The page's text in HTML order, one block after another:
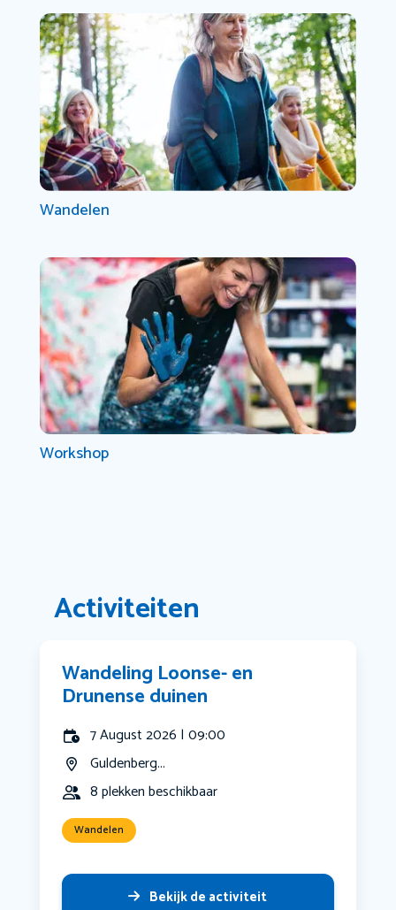
Wandelen
Workshop
Activiteiten
Wandeling Loonse- en
Drunense duinen
7 August 2026 | 09:00
Guldenberg...
8 plekken beschikbaar
Wandelen
Bekijk de activiteit